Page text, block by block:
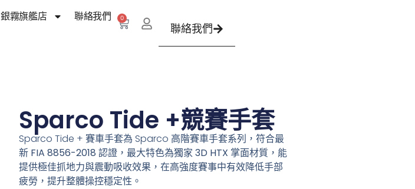
銀霧旗艦店 聯絡我們 0
聯絡我們​
Sparco Tide +競賽手套
Sparco Tide + 賽車手套為 Sparco 高階賽車手套系列，符合最
新 FIA 8856-2018 認證，最大特色為獨家3D HTX 掌面材質 ，能
提供極佳抓地力與震動吸收效果，在高強度賽事中有效降低手部
疲勞，提升整體操控穩定性。